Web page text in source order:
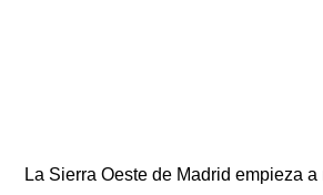
La Sierra Oeste de Madrid empieza a